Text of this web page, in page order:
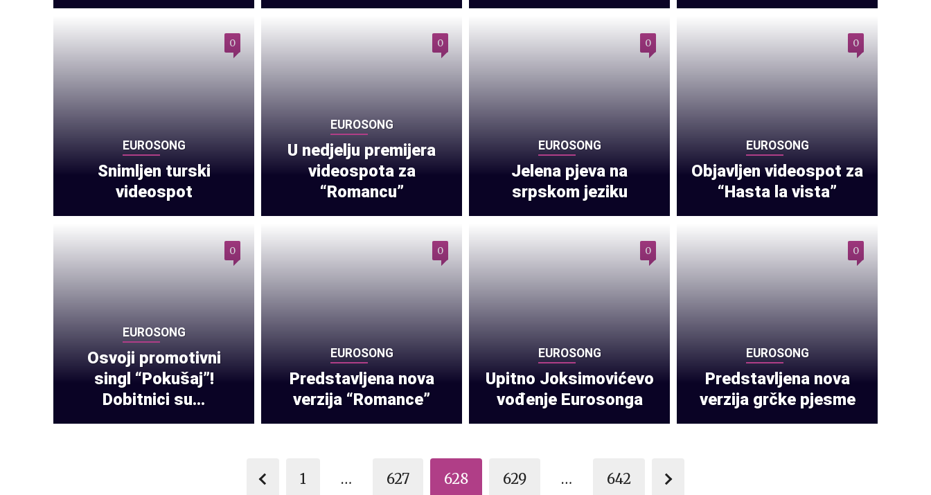
EUROSONG
Snimljen turski
videospot
0
EUROSONG
U nedjelju premijera
videospota za
“Romancu”
0
EUROSONG
Jelena pjeva na
srpskom jeziku
0
EUROSONG
Objavljen videospot za
“Hasta la vista”
0
EUROSONG
Osvoji promotivni
singl “Pokušaj”!
Dobitnici su…
0
EUROSONG
Predstavljena nova
verzija “Romance”
0
EUROSONG
Upitno Joksimovićevo
vođenje Eurosonga
0
EUROSONG
Predstavljena nova
verzija grčke pjesme
0
1 … 627 628 629 … 642